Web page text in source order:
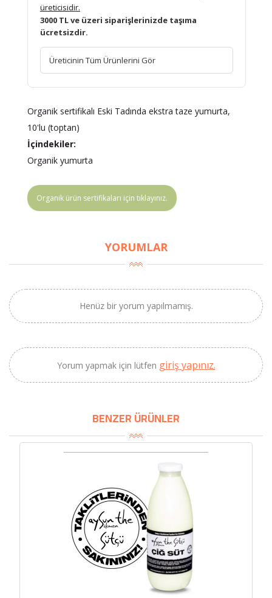
üreticisidir.
3000 TL ve üzeri siparişlerinizde taşıma
ücretsizdir.
Üreticinin Tüm Ürünlerini Gör
Organik sertifikalı Eski Tadında ekstra taze yumurta,
10'lu (toptan)
İçindekiler:
Organik yumurta
Organik ürün sertifikaları için tıklayınız.
YORUMLAR
Henüz bir yorum yapılmamış.
Yorum yapmak için lütfen giriş yapınız.
BENZER ÜRÜNLER